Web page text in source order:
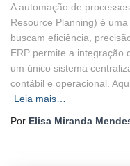
A automação de
Resource Planning) é
buscam eficiência,
ERP permite a integração
um único sistema
contábil e operacional.
Leia mais…
Por Elisa Miranda